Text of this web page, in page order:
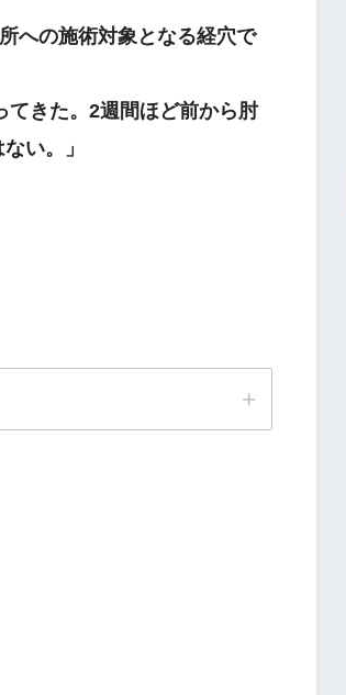
への施術対象となる経穴で
きた。2週間ほど前から肘
い。」